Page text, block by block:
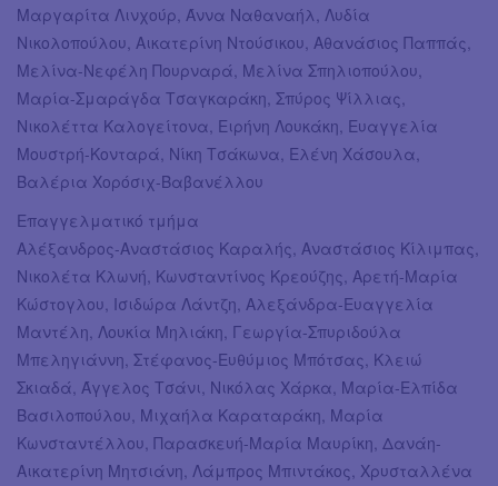
Μαργαρίτα Λινχούρ, Άννα Ναθαναήλ, Λυδία
Νικολοπούλου, Αικατερίνη Ντούσικου, Αθανάσιος Παππάς,
Μελίνα-Νεφέλη Πουρναρά, Μελίνα Σπηλιοπούλου,
Μαρία-Σμαράγδα Τσαγκαράκη, Σπύρος Ψίλλιας,
Νικολέττα Καλογείτονα, Ειρήνη Λουκάκη, Ευαγγελία
Μουστρή-Κονταρά, Νίκη Τσάκωνα, Ελένη Χάσουλα,
Βαλέρια Χορόσιχ-Βαβανέλλου
Επαγγελματικό τμήμα
Αλέξανδρος-Αναστάσιος Καραλής, Αναστάσιος Κίλιμπας,
Νικολέτα Κλωνή, Κωνσταντίνος Κρεούζης, Αρετή-Μαρία
Κώστογλου, Ισιδώρα Λάντζη, Αλεξάνδρα-Ευαγγελία
Μαντέλη, Λουκία Μηλιάκη, Γεωργία-Σπυριδούλα
Μπεληγιάννη, Στέφανος-Ευθύμιος Μπότσας, Κλειώ
Σκιαδά, Άγγελος Τσάνι, Νικόλας Χάρκα, Μαρία-Ελπίδα
Βασιλοπούλου, Μιχαήλα Καραταράκη, Μαρία
Κωνσταντέλλου, Παρασκευή-Μαρία Μαυρίκη, Δανάη-
Αικατερίνη Μητσιάνη, Λάμπρος Μπιντάκος, Χρυσταλλένα